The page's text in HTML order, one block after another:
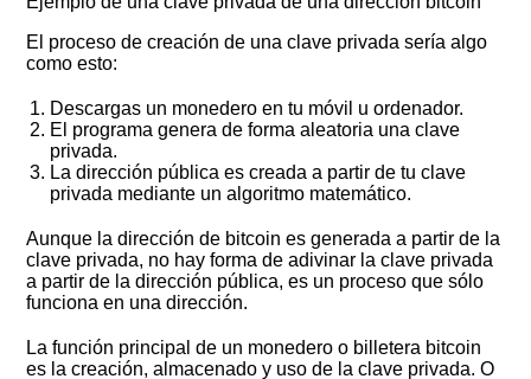
El proceso de creación de una clave privada sería algo
como esto:
Descargas un monedero en tu móvil u ordenador.
El programa genera de forma aleatoria una clave
privada.
La dirección pública es creada a partir de tu clave
privada mediante un algoritmo matemático.
Aunque la dirección de bitcoin es generada a partir de la
clave privada, no hay forma de adivinar la clave privada
a partir de la dirección pública, es un proceso que sólo
funciona en una dirección.
La función principal de un monedero o billetera bitcoin
es la creación, almacenado y uso de la clave privada. O